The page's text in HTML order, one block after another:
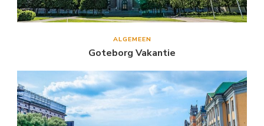
ALGEMEEN
Goteborg Vakantie